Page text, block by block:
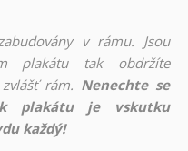
v rámu. Jsou
plakátu tak obdržíte
rám. Nenechte se
plakátu je vskutku
každý!